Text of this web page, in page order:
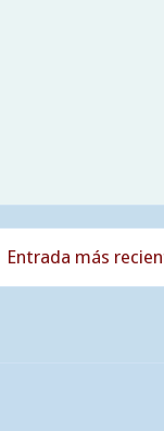
Entrada más